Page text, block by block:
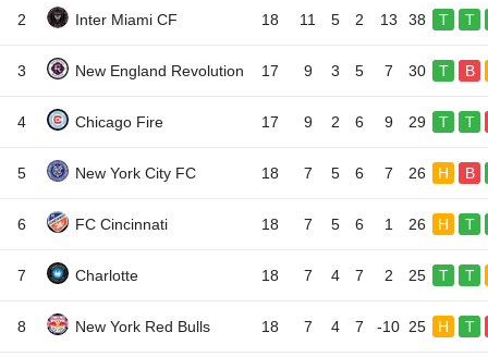
2 Inter Miami CF 18 11 5 2 13 38 T T
3 New England Revolution 17 9 3 5 7 30 T B
4 Chicago Fire 17 9 2 6 9 29 T T
5 New York City FC 18 7 5 6 7 26 H B
6 FC Cincinnati 18 7 5 6 1 26 H T
7 Charlotte 18 7 4 7 2 25 T T
8 New York Red Bulls 18 7 4 7 -10 25 H T